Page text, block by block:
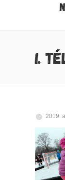
I.
2019.